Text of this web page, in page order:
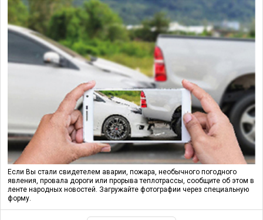
Если Вы стали свидетелем аварии, пожара, необычного погодного
явления, провала дороги или прорыва теплотрассы, сообщите об этом в
ленте народных новостей. Загружайте фотографии через специальную
форму.